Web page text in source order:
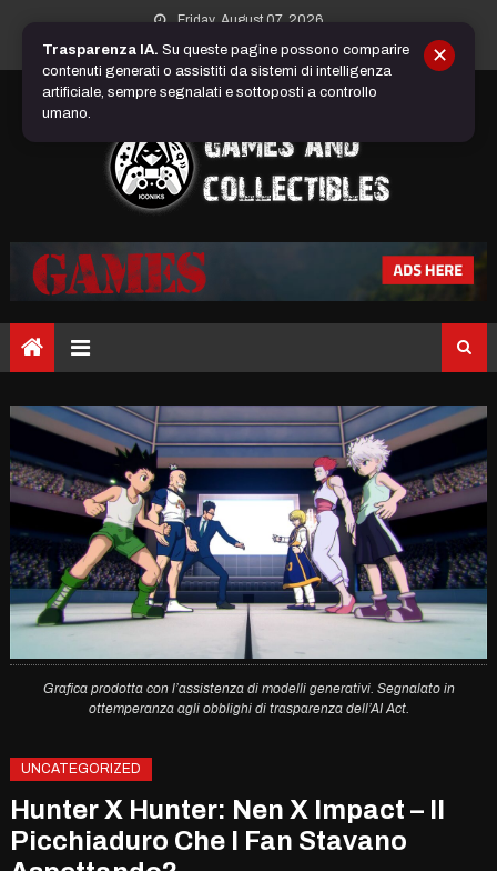
content
Friday, August 07, 2026
Grafica prodotta con l’assistenza di modelli generativi. Segnalato in
ottemperanza agli obblighi di trasparenza dell’AI Act.
UNCATEGORIZED
Hunter X Hunter: Nen X Impact – Il
Picchiaduro Che I Fan Stavano
Trasparenza IA. Su queste pagine possono comparire
contenuti generati o assistiti da sistemi di intelligenza
artificiale, sempre segnalati e sottoposti a controllo
umano.
✕